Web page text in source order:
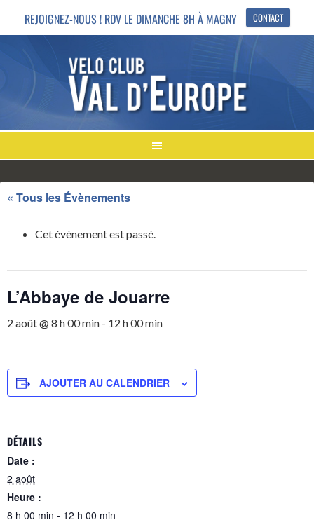
REJOIGNEZ-NOUS ! RDV LE DIMANCHE 8H À MAGNY CONTACT
« Tous les Évènements
Cet évènement est passé.
L’Abbaye de Jouarre
2 août @ 8 h 00 min - 12 h 00 min
AJOUTER AU CALENDRIER
DÉTAILS
Date :
2 août
Heure :
8 h 00 min - 12 h 00 min